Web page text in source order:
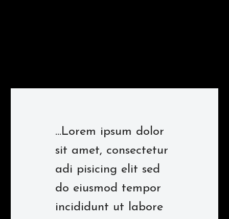
...Lorem ipsum dolor
sit amet, consectetur
adi pisicing elit sed
do eiusmod tempor
incididunt ut labore